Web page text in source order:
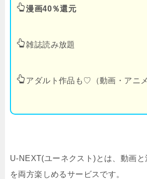
漫画40％還元
雑誌読み放題
アダルト作品も♡（動画・アニメ
U-NEXT(ユーネクスト)とは、動画
を両方楽しめるサービスです。